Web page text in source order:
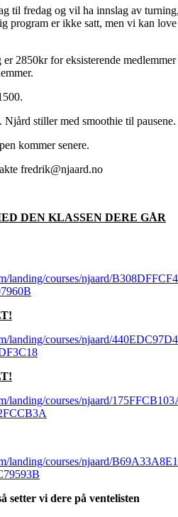
til fredag og vil ha innslag av
program er ikke satt, men vi kan love
2850kr for eksisterende medlemmer
Njård stiller med smoothie til pausene.
kommer senere.
fredrik@njaard.no
DEN KLASSEN DERE GÅR
landing/courses/njaard/
landing/courses/njaard/
landing/courses/njaard/
landing/courses/njaard/
setter vi dere på ventelisten